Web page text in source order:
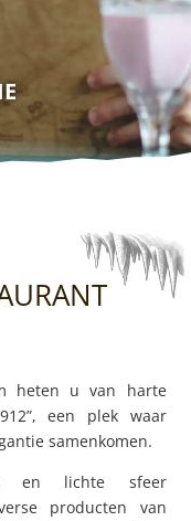
heten u van harte
een plek waar
samenkomen.
en lichte sfeer
producten van